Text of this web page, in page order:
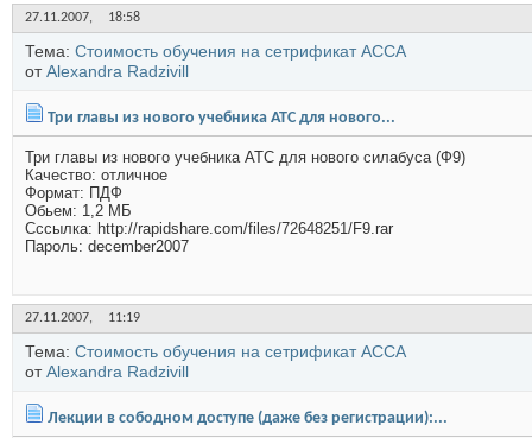
27.11.2007, 18:58
Тема: Стоимость обучения на сетрификат АССА
отAlexandra Radzivill
Три главы из нового учебника АТС для нового...
Три главы из нового учебника АТС для нового силабуса (Ф9)
Качество: отличное
Формат: ПДФ
Обьем: 1,2 МБ
Сссылка: http://rapidshare.com/files/72648251/F9.rar
Пароль: december2007
27.11.2007, 11:19
Тема: Стоимость обучения на сетрификат АССА
отAlexandra Radzivill
Лекции в сободном доступе (даже без регистрации):...